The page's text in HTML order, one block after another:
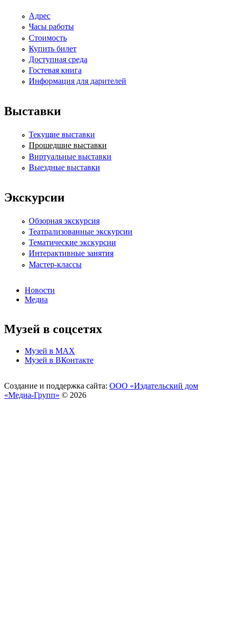
Адрес
Часы работы
Стоимость
Купить билет
Доступная среда
Гостевая книга
Информация для дарителей
Выставки
Текущие выставки
Прошедшие выставки
Виртуальные выставки
Выездные выставки
Экскурсии
Обзорная экскурсия
Театрализованные экскурсии
Тематические экскурсии
Интерактивные занятия
Мастер-классы
Новости
Медиа
Музей в соцсетях
Музей в МАХ
Музей в ВКонтакте
Создание и поддержка сайта: ООО «Издательский дом
«Медиа-Групп» © 2026